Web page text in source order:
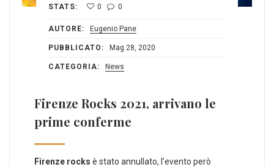
STATS: 0 0
AUTORE: Eugenio Pane
PUBBLICATO: Mag 28, 2020
CATEGORIA: News
Firenze Rocks 2021, arrivano le
prime conferme
Firenze rocks è stato annullato, l’evento però